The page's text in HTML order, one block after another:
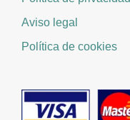
Aviso legal
Política de cookies